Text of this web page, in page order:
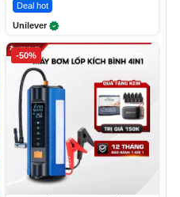
Deal hot
Unilever
-50%